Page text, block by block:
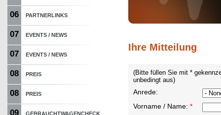
06 PARTNERLINKS
07 EVENTS / NEWS
07 EVENTS / NEWS
08 PREIS
08 PREIS
09 GEBRAUCHTWAGENCHECK
Ihre Mitteilung
(Bitte füllen Sie mit *
unbedingt aus)
Anrede:
Vorname / Name: *